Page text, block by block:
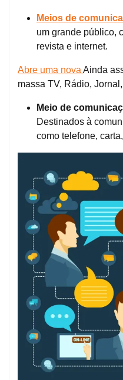
Meios de
um grande público,
revista e internet.
Abre uma nova Ainda
massa TV, Rádio,
Meio de
Destinados à
como telefone,